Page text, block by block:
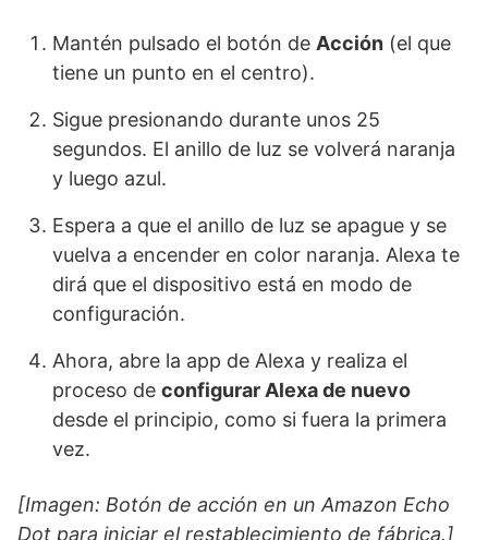
Mantén pulsado el botón de Acción (el que
tiene un punto en el centro).
Sigue presionando durante unos 25
segundos. El anillo de luz se volverá naranja
y luego azul.
Espera a que el anillo de luz se apague y se
vuelva a encender en color naranja. Alexa te
dirá que el dispositivo está en modo de
configuración.
Ahora, abre la app de Alexa y realiza el
proceso de configurar Alexa de nuevo
desde el principio, como si fuera la primera
vez.
[Imagen: Botón de acción en un Amazon Echo
Dot para iniciar el restablecimiento de fábrica.]